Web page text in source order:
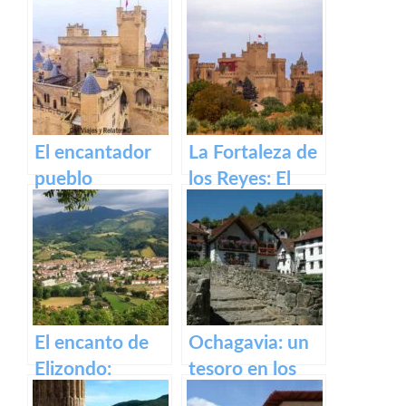
antigua fábrica
de Orbaizeta
Irati
El encantador
pueblo
medieval de
Olite y su
impresionante
Castillo Palacio
Real.
La Fortaleza de
los Reyes: El
Castillo de Olite
El encanto de
Elizondo:
Descubre la
Ochagavia: un
tesoro en los
Pirineos